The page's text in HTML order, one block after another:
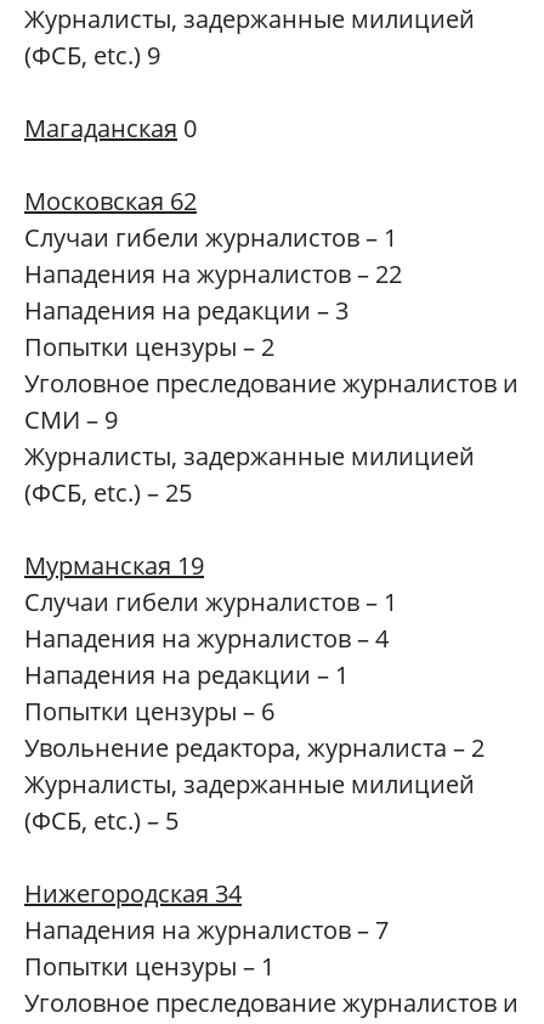
Журналисты, задержанные милицией
(ФСБ, etc.) 9
Магаданская 0
Московская 62
Случаи гибели журналистов – 1
Нападения на журналистов – 22
Нападения на редакции – 3
Попытки цензуры – 2
Уголовное преследование журналистов и
СМИ – 9
Журналисты, задержанные милицией
(ФСБ, etc.) – 25
Мурманская 19
Случаи гибели журналистов – 1
Нападения на журналистов – 4
Нападения на редакции – 1
Попытки цензуры – 6
Увольнение редактора, журналиста – 2
Журналисты, задержанные милицией
(ФСБ, etc.) – 5
Нижегородская 34
Нападения на журналистов – 7
Попытки цензуры – 1
Уголовное преследование журналистов и